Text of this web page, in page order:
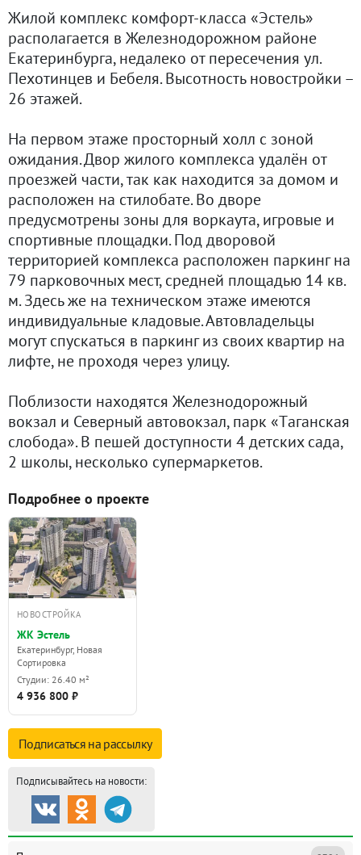
Жилой комплекс комфорт-класса «Эстель»
располагается в Железнодорожном районе
Екатеринбурга, недалеко от пересечения ул.
Пехотинцев и Бебеля. Высотность новостройки –
26 этажей.
На первом этаже просторный холл с зоной
ожидания. Двор жилого комплекса удалён от
проезжей части, так как находится за домом и
расположен на стилобате. Во дворе
предусмотрены зоны для воркаута, игровые и
спортивные площадки. Под дворовой
территорией комплекса расположен паркинг на
79 парковочных мест, средней площадью 14 кв.
м. Здесь же на техническом этаже имеются
индивидуальные кладовые. Автовладельцы
могут спускаться в паркинг из своих квартир на
лифте, не проходя через улицу.
Поблизости находятся Железнодорожный
вокзал и Северный автовокзал, парк «Тaганскaя
слoбодa». В пешeй доступности 4 детских сада,
2 школы, несколько супермаркетов.
Подробнее о проекте
НОВОСТРОЙКА
ЖК Эстель
Екатеринбург, Новая
Сортировка
Студии: 26.40 м²
4 936 800 ₽
Подписаться на рассылку
Подписывайтесь на новости: